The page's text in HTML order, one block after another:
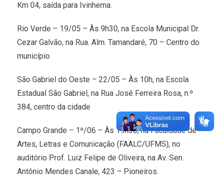
Km 04, saída para Ivinhema.
Rio Verde – 19/05 – Às 9h30, na Escola Municipal Dr.
Cezar Galvão, na Rua. Alm. Tamandaré, 70 – Centro do
município
São Gabriel do Oeste – 22/05 – Às 10h, na Escola
Estadual São Gabriel, na Rua José Ferreira Rosa, n.º
384, centro da cidade
Campo Grande – 1º/06 – Às 19h30, na Faculdade de
Artes, Letras e Comunicação (FAALC/UFMS), no
auditório Prof. Luiz Felipe de Oliveira, na Av. Sen.
Antônio Mendes Canale, 423 – Pioneiros.